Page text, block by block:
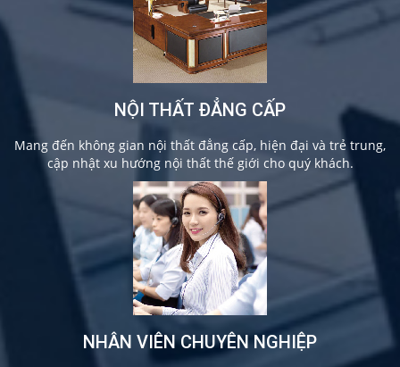
NỘI THẤT ĐẲNG CẤP
Mang đến không gian nội thất đẳng cấp, hiện đại và trẻ trung,
cập nhật xu hướng nội thất thế giới cho quý khách.
NHÂN VIÊN CHUYÊN NGHIỆP